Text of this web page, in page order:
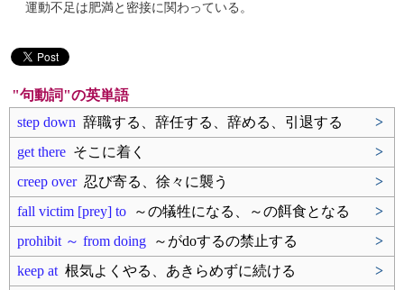
運動不足は肥満と密接に関わっている。
"句動詞"の英単語
step down 辞職する、辞任する、辞める、引退する
>
get there そこに着く
>
creep over忍び寄る、徐々に襲う
>
fall victim [prey] to ～の犠牲になる、～の餌食となる
>
prohibit ～ from doing ～がdoするの禁止する
>
keep at 根気よくやる、あきらめずに続ける
>